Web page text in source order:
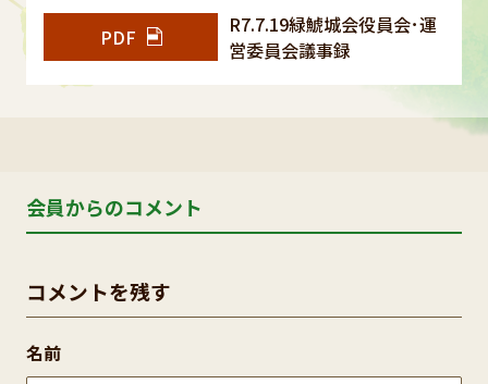
PDF
R7.7.19緑鯱城会役員会･運
営委員会議事録
会員からのコメント
コメントを残す
名前